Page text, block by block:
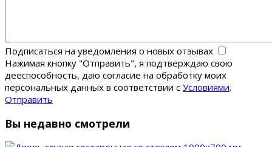
Подписаться на уведомления о новых отзывах
Нажимая кнопку "Отправить", я подтверждаю свою
дееспособность, даю согласие на обработку моих
персональных данных в соответствии с Условиями.
Отправить
Вы недавно смотрели